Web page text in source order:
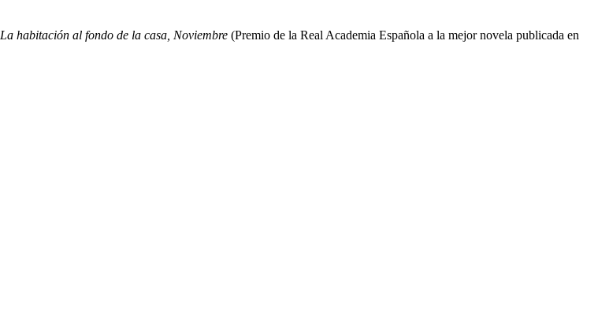
La habitación al fondo de la casa, Noviembre (Premio de la Real Academia Española a la mejor novela publicada en